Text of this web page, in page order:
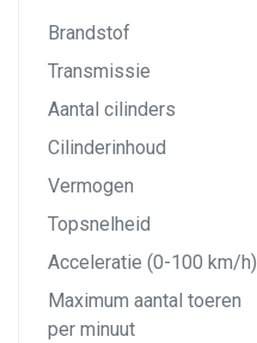
Brandstof
Transmissie
Aantal cilinders
Cilinderinhoud
Vermogen
Topsnelheid
Acceleratie (0-100 km/h)
Maximum aantal toeren
per minuut